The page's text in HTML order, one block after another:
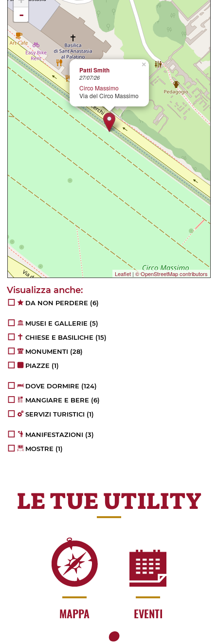
×
Patti Smith
27/07/26
Circo Massimo
Via del Circo Massimo
-
Leaflet | © OpenStreetMap contributors
DA NON PERDERE (6)
MUSEI E GALLERIE (5)
CHIESE E BASILICHE (15)
MONUMENTI (28)
PIAZZE (1)
DOVE DORMIRE (124)
MANGIARE E BERE (6)
SERVIZI TURISTICI (1)
MANIFESTAZIONI (3)
MOSTRE (1)
LE TUE UTILITY
MAPPA EVENTI